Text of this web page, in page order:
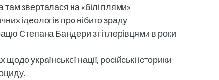
зверталася на «білі плями»
ідеологів про нібито зраду
Степана Бандери з гітлерівцями в роки
української нації, російські історики